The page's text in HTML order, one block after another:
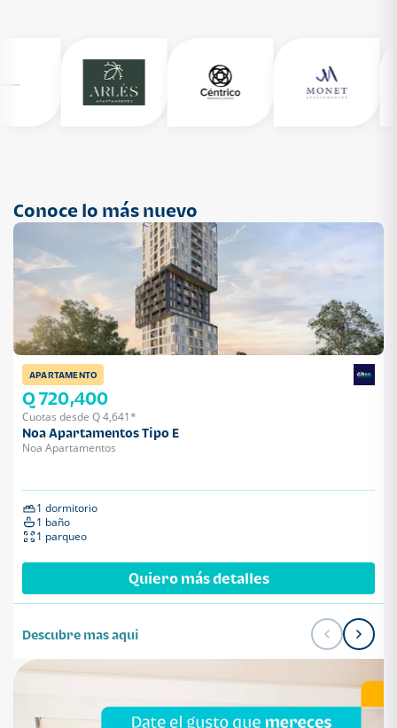
Conoce lo más nuevo
APARTAMENTO
Q 720,400
Cuotas desde Q 4,641*
Noa Apartamentos Tipo E
Noa Apartamentos
1 dormitorio
1 baño
1 parqueo
Quiero más detalles
Descubre mas aqui